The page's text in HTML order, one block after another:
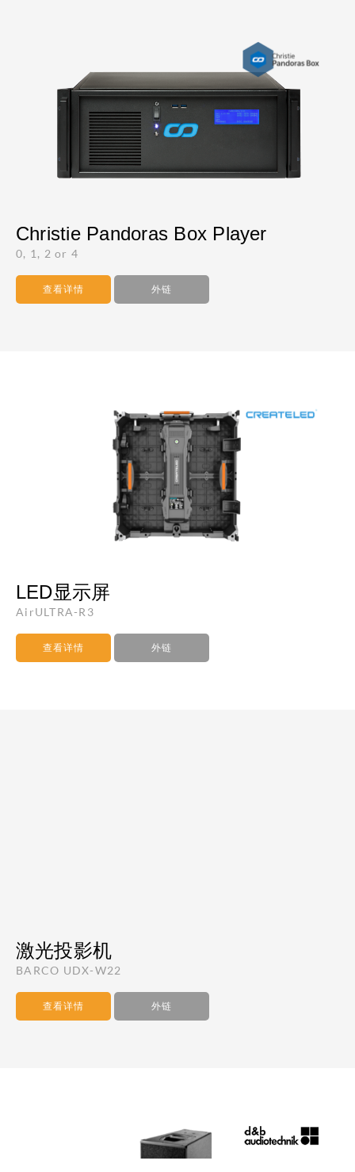
Christie Pandoras Box Player
0, 1, 2 or 4
查看详情 外链
LED显示屏
AirULTRA-R3
查看详情 外链
激光投影机
BARCO UDX-W22
查看详情 外链